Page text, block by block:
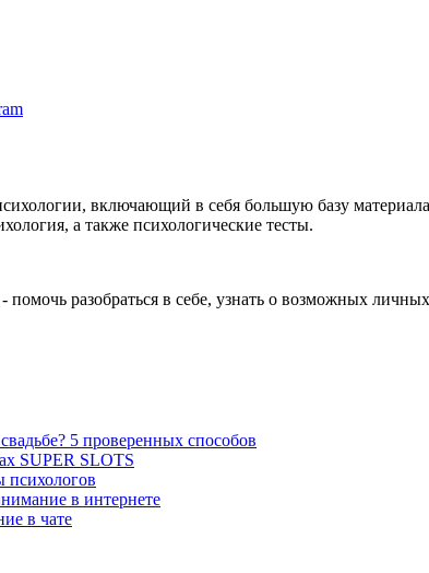
включающий в себя большую базу
а также психологические тесты.
помочь разобраться в себе, узнать о возможных
5 проверенных способов
SUPER SLOTS
психологов
в интернете
в чате